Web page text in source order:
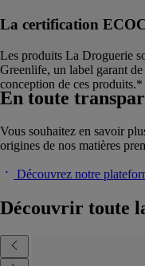
La certification
Les produits La Droguerie
Greenlife, un label garant
conception de ces produits.*
En toute
Vous souhaitez en savoir
origines de nos matières
Découvrez notre
Découvrir toute